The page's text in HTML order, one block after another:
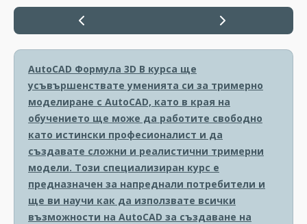
AutoCAD Формула 3D В курса ще
усъвършенствате уменията си за тримерно
моделиране с AutoCAD, като в края на
обучението ще може да работите свободно
като истински професионалист и да
създавате сложни и реалистични тримерни
модели. Този специализиран курс е
предназначен за напреднали потребители и
ще ви научи как да използвате всички
възможности на AutoCAD за създаване на